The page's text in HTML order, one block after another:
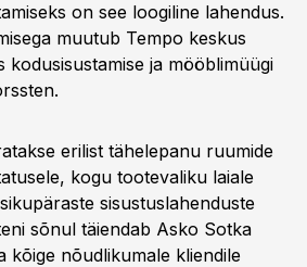
on see loogiline lahendus.
muutub Tempo keskus
kodusisustamise ja mööblimüügi
erilist tähelepanu ruumide
kogu tootevaliku laiale
sisustuslahenduste
sõnul täiendab Asko Sotka
kõige nõudlikumale kliendile